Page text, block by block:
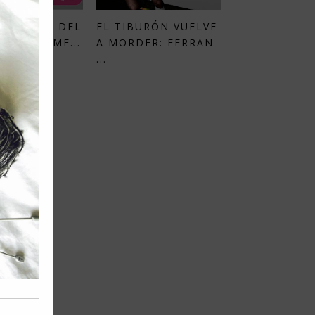
EL DÍA DEL
LA PRIME...
EL TIBURÓN VUELVE
A MORDER: FERRAN
...